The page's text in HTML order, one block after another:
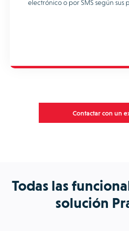
electrónico o por SMS según sus
Contactar con un
Todas las
solución